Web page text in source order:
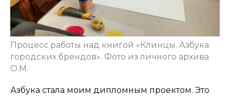
Процесс работы над книгой «Клинцы. Азбука
городских брендов». Фото из личного архива
О.М.
Азбука стала моим дипломным проектом. Это